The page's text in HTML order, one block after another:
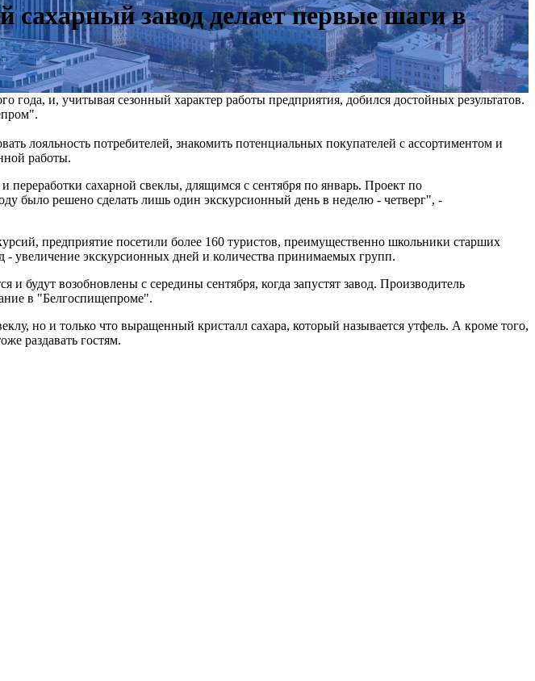
сахарный завод делает первые шаги в
и, учитывая сезонный характер работы предприятия, добился достойных результатов.
лояльность потребителей, знакомить потенциальных покупателей с ассортиментом и
работы.
переработки сахарной свеклы, длящимся с сентября по январь. Проект по
было решено сделать лишь один экскурсионный день в неделю - четверг", -
предприятие посетили более 160 туристов, преимущественно школьники старших
- увеличение экскурсионных дней и количества принимаемых групп.
будут возобновлены с середины сентября, когда запустят завод. Производитель
в "Белгоспищепроме".
но и только что выращенный кристалл сахара, который называется утфель. А кроме того,
раздавать гостям.